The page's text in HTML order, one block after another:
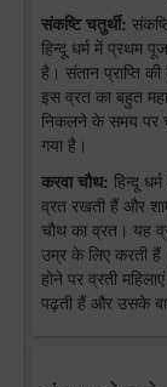
संकष्टि चतुर्थी:
हिन्दू धर्म में प्रथम
है। संतान प्राप्ति
इस व्रत का बहुत
निकलने के समय पर
गया है।
करवा चौथ: हिन्दू
व्रत रखती हैं और
चौथ का व्रत। यह
उम्र के लिए करती
होने पर व्रती
पढ़ती हैं और उसके